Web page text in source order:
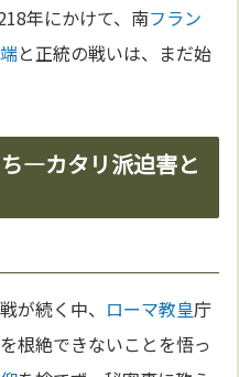
年にかけて、南フラン
と正統の戦いは、まだ始
—カタリ派迫害と
が続く中、 ローマ教皇庁
根絶できないことを悟っ